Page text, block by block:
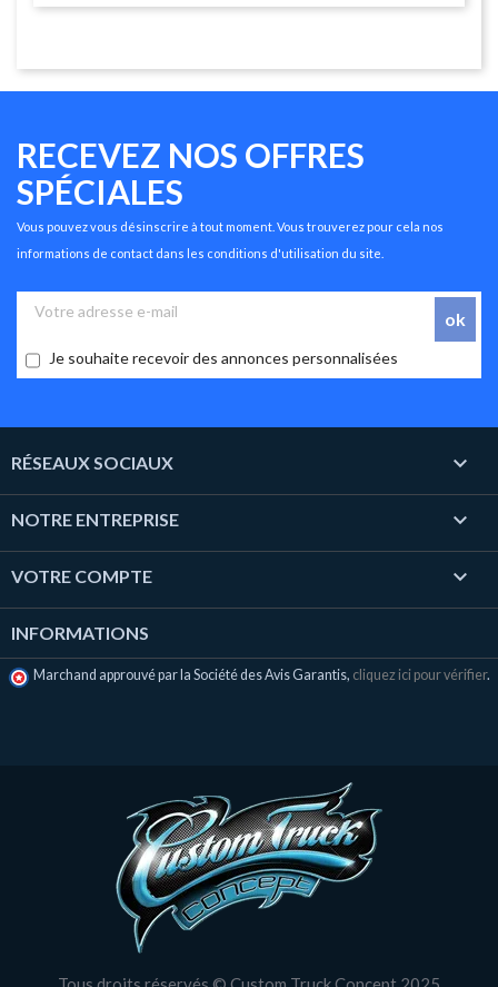
RECEVEZ NOS OFFRES
SPÉCIALES
Vous pouvez vous désinscrire à tout moment. Vous trouverez pour cela nos
informations de contact dans les conditions d'utilisation du site.
Je souhaite recevoir des annonces personnalisées
RÉSEAUX SOCIAUX 
NOTRE ENTREPRISE 
VOTRE COMPTE 
INFORMATIONS
Marchand approuvé par la Société des Avis Garantis, cliquez ici pour vérifier.